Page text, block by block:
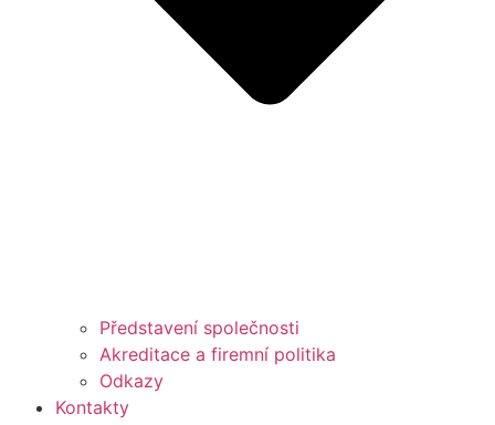
Představení společnosti
Akreditace a firemní politika
Odkazy
Kontakty